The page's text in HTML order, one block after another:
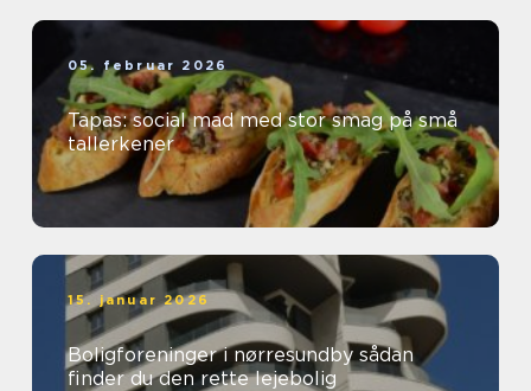
05. februar 2026
Tapas: social mad med stor smag på små
tallerkener
15. januar 2026
Boligforeninger i nørresundby sådan
finder du den rette lejebolig